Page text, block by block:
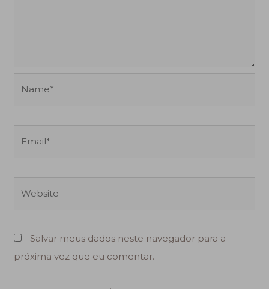
Salvar meus dados neste navegador para a
próxima vez que eu comentar.